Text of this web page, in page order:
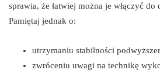
sprawia, że łatwiej można je włączyć
Pamiętaj jednak o:
utrzymaniu stabilności
zwróceniu uwagi na technikę